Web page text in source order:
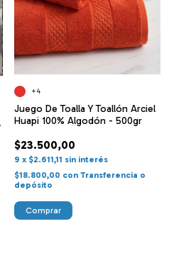
Juego De Toalla Y Toallón Arciel
Huapi 100% Algodón - 500gr
$23.500,00
9 x $2.611,11 sin interés
$18.800,00 con Transferencia o
depósito
+4
Comprar